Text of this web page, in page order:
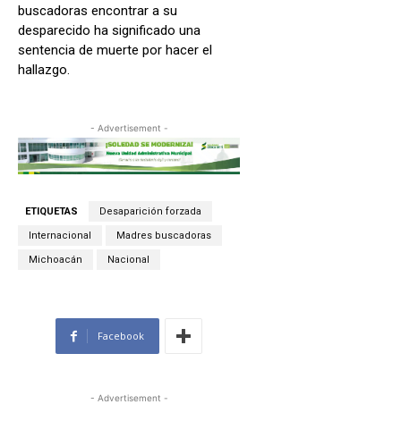
buscadoras encontrar a su
desparecido ha significado una
sentencia de muerte por hacer el
hallazgo.
- Advertisement -
ETIQUETAS Desaparición forzada
Internacional Madres buscadoras
Michoacán Nacional
Facebook
- Advertisement -